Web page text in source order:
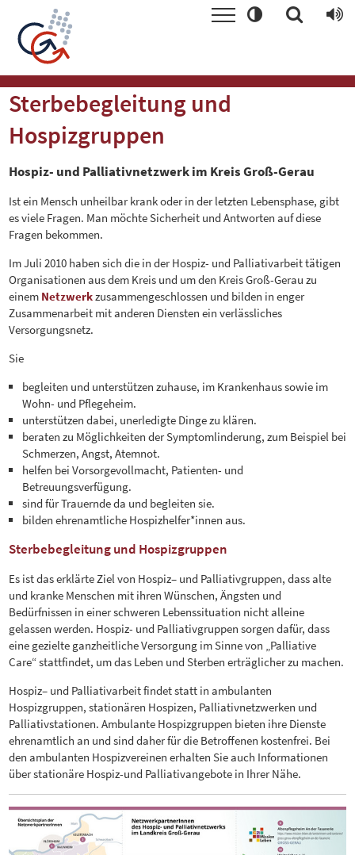
Sterbebegleitung und
Hospizgruppen
Hospiz- und Palliativnetzwerk im Kreis Groß-Gerau
Ist ein Mensch unheilbar krank oder in der letzten Lebensphase, gibt
es viele Fragen. Man möchte Sicherheit und Antworten auf diese
Fragen bekommen.
Im Juli 2010 haben sich die in der Hospiz- und Palliativarbeit tätigen
Organisationen aus dem Kreis und um den Kreis Groß-Gerau zu
einem Netzwerkzusammengeschlossen und bilden in enger
Zusammenarbeit mit anderen Diensten ein verlässliches
Versorgungsnetz.
Sie
begleiten und unterstützen zuhause, im Krankenhaus sowie im
Wohn- und Pflegeheim.
unterstützen dabei, unerledigte Dinge zu klären.
beraten zu Möglichkeiten der Symptomlinderung, zum Beispiel bei
Schmerzen, Angst, Atemnot.
helfen bei Vorsorgevollmacht, Patienten- und
Betreuungsverfügung.
sind für Trauernde da und begleiten sie.
bilden ehrenamtliche Hospizhelfer*innen aus.
Sterbebegleitung und Hospizgruppen
Es ist das erklärte Ziel von Hospiz– und Palliativgruppen, dass alte
und kranke Menschen mit ihren Wünschen, Ängsten und
Bedürfnissen in einer schweren Lebenssituation nicht alleine
gelassen werden. Hospiz- und Palliativgruppen sorgen dafür, dass
eine gezielte ganzheitliche Versorgung im Sinne von „Palliative
Care“ stattfindet, um das Leben und Sterben erträglicher zu machen.
Hospiz– und Palliativarbeit findet statt in ambulanten
Hospizgruppen, stationären Hospizen, Palliativnetzwerken und
Palliativstationen. Ambulante Hospizgruppen bieten ihre Dienste
ehrenamtlich an und sind daher für die Betroffenen kostenfrei. Bei
den ambulanten Hospizvereinen erhalten Sie auch Informationen
über stationäre Hospiz-und Palliativangebote in Ihrer Nähe.